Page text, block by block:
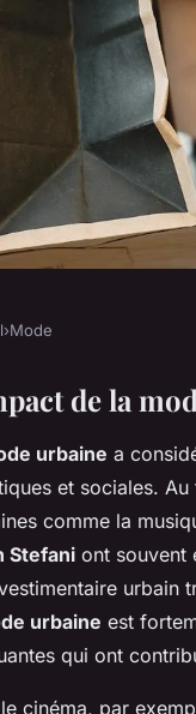
›Mode
de la
urbaine a
et sociales.
comme la
Stefani ont souvent
urbain
urbaine est
qui ont
cinéma, par